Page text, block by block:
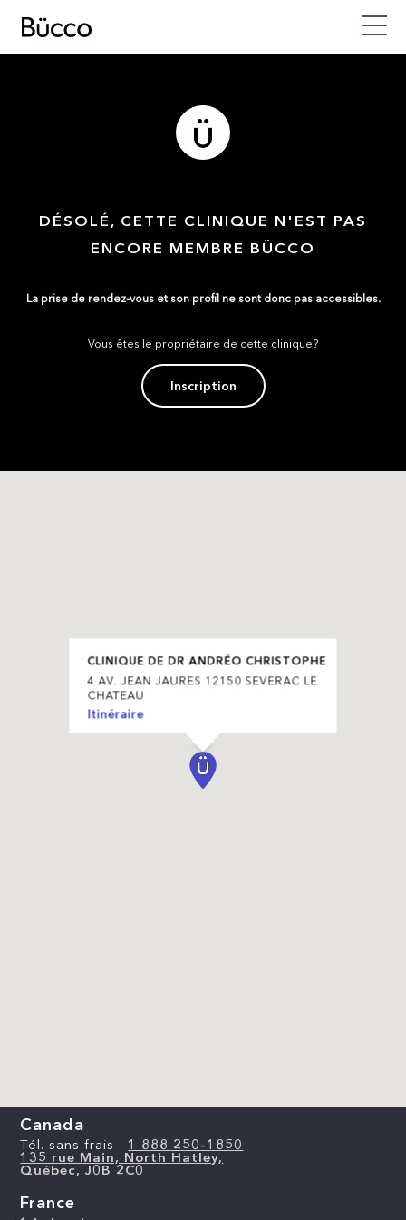
DÉSOLÉ, CETTE CLINIQUE N'EST PAS
ENCORE MEMBRE BÜCCO
La prise de rendez-vous et son profil ne sont donc pas accessibles.
Vous êtes le propriétaire de cette clinique?
Inscription
CLINIQUE DE DR ANDRÉO CHRISTOPHE
4 AV. JEAN JAURES 12150 SEVERAC LE
CHATEAU
Itinéraire
Canada
Tél. sans frais : 1 888 250-1850
135 rue Main, North Hatley,
Québec, J0B 2C0
France